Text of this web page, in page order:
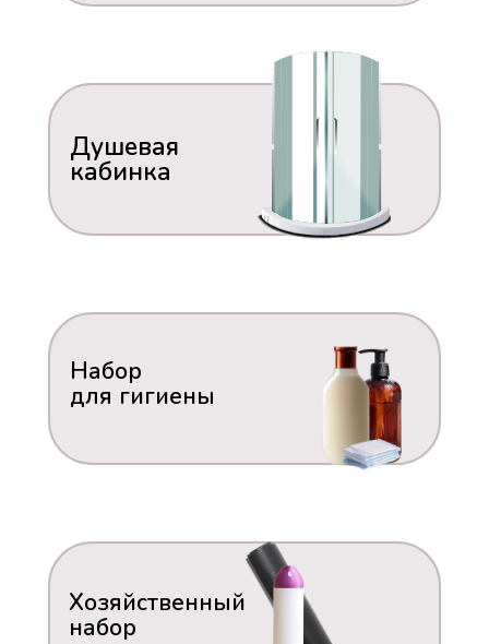
Душевая
кабинка
Набор
для гигиены
Хозяйственный
набор